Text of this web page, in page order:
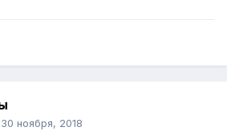
30 ноября, 2018